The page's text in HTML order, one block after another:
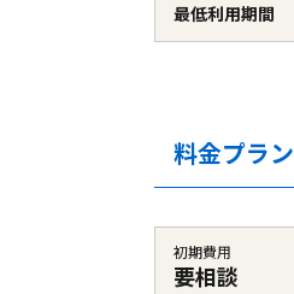
最低利用期間
料金プラン
初期費用
要相談